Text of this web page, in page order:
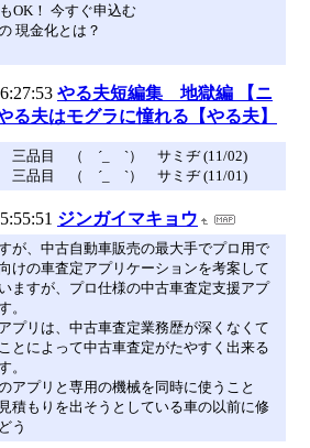
OK！ 今すぐ申込む
現金化とは？
やる夫短編集 地獄編 【ニ
る夫はモグラに憧れる【やる夫】
三品目 （ ´_ゝ`） サミヂ (11/02)
三品目 （ ´_ゝ`） サミヂ (11/01)
ジンガイマキョウ
が、中古自動車販売の最大手でプロ用で
けの車査定アプリケーションを考案して
ますが、プロ仕様の中古車査定支援アプ
。
プリは、中古車査定業務歴が深くなくて
とによって中古車査定がたやすく出来る
。
アプリと専用の機械を同時に使うこと
積もりを出そうとしている車の以前に修
う